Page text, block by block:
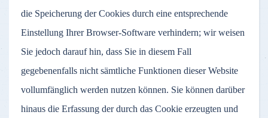
die Speicherung der Cookies durch eine entsprechende
Einstellung Ihrer Browser-Software verhindern; wir weisen
Sie jedoch darauf hin, dass Sie in diesem Fall
gegebenenfalls nicht sämtliche Funktionen dieser Website
vollumfänglich werden nutzen können. Sie können darüber
hinaus die Erfassung der durch das Cookie erzeugten und